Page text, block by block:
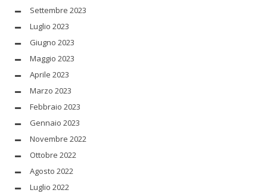
Settembre 2023
Luglio 2023
Giugno 2023
Maggio 2023
Aprile 2023
Marzo 2023
Febbraio 2023
Gennaio 2023
Novembre 2022
Ottobre 2022
Agosto 2022
Luglio 2022